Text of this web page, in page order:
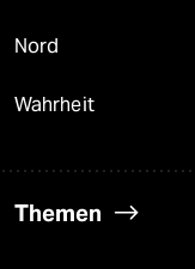
Nord
Wahrheit
Themen